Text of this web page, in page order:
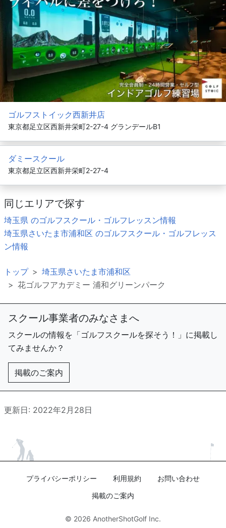
ゴルフストイック西新井店
東京都足立区西新井栄町2-27-4 グランデールB1
ダミースクール
東京都足立区西新井栄町2-27-4
同じエリアで探す
埼玉県 のゴルフスクール・ゴルフレッスン情報
埼玉県さいたま市浦和区 のゴルフスクール・ゴルフレッス
ン情報
トップ
埼玉県さいたま市浦和区
花ゴルフアカデミー 浦和グリーンパーク
スクール事業者のみなさまへ
スクールの情報を「ゴルフスクールを探そう！」に掲載し
てみませんか？
掲載のご案内
更新日: 2022年2月28日
プライバシーポリシー 利用規約
お問い合わせ
掲載のご案内
© 2026 AnotherShotGolf Inc.